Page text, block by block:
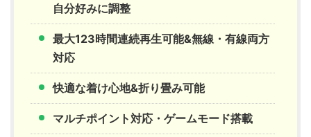
自分好みに調整
最大123時間連続再生可能&無線・有線両方
対応
快適な着け心地&折り畳み可能
マルチポイント対応・ゲームモード搭載